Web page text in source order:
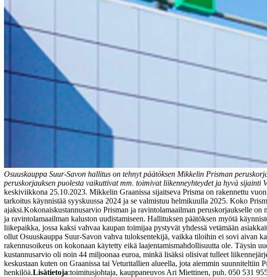
Osuuskauppa Suur-Savon hallitus on tehnyt päätöksen Mikkelin Prisman
peruskorjauksen puolesta vaikuttivat mm. toimivat liikenneyhteydet ja hyvä sijainti
keskiviikkona 25.10.2023. Mikkelin Graanissa sijaitseva Prisma on rakennettu
tarkoitus käynnistää syyskuussa 2024 ja se valmistuu helmikuulla 2025. Koko
ajaksi.Kokonaiskustannusarvio Prisman ja ravintolamaailman peruskorjaukselle
ja ravintolamaailman kaluston uudistamiseen. Hallituksen päätöksen myötä
liikepaikka, jossa kaksi vahvaa kaupan toimijaa pystyvät yhdessä vetämään
ollut Osuuskauppa Suur-Savon vahva tuloksentekijä, vaikka tiloihin ei sovi aivan
rakennusoikeus on kokonaan käytetty eikä laajentamismahdollisuutta ole. Täysin
kustannusarvio oli noin 44 miljoonaa euroa, minkä lisäksi olisivat tulleet
keskustaan kuten on Graanissa tai Veturitallien alueella, jota aiemmin suunniteltiin
henkilöä.Lisätietoja:toimitusjohtaja, kauppaneuvos Ari Miettinen, puh. 050 531